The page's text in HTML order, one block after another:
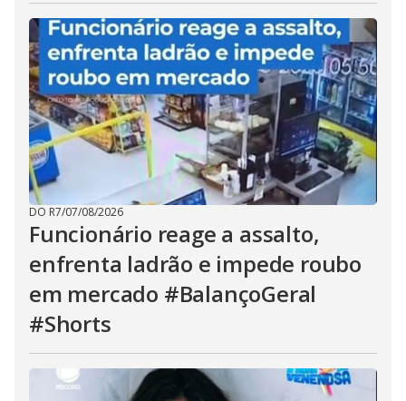
DO R7/07/08/2026
Funcionário reage a assalto,
enfrenta ladrão e impede roubo
em mercado #BalançoGeral
#Shorts